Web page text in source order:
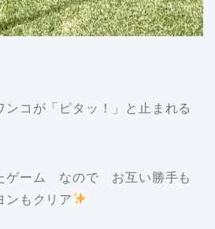
ンコが「ピタッ！」と止まれる
ゲーム なので お互い勝手も
ンもクリア